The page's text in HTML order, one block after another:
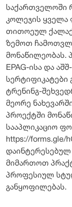
საქართველოში
კოლეჯის ყველა
თითოეულ
ზემოთ
მონაწილეობას.
EPAG-ისა და
სერტიფიკატები
ტრენინგ-
მეორე
პროექტში
სააპლიკაციო
https://forms.gle/
მიმართოთ
პროფესიულ
განყოფილებას.